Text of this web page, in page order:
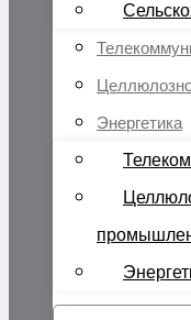
Энергетика